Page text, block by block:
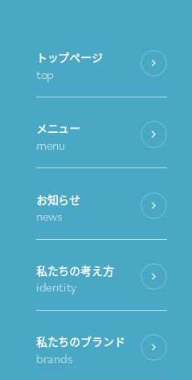
トップページ
top
メニュー
menu
お知らせ
news
私たちの考え方
identity
私たちのブランド
brands